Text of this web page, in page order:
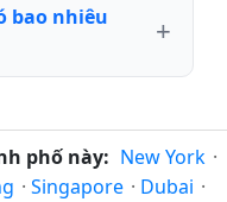
bao nhiêu
phố này: New York ·
· Singapore · Dubai ·